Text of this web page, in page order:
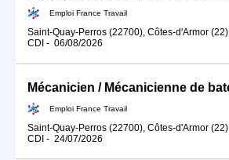
Emploi France Travail
Saint-Quay-Perros (22700), Côtes-d'Armor
CDI - 06/08/2026
Emploi France Travail
Saint-Quay-Perros (22700), Côtes-d'Armor
CDI - 24/07/2026